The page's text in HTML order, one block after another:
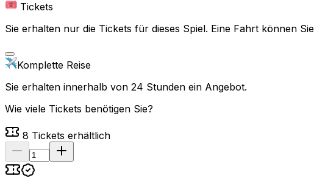
Tickets
Sie erhalten nur die Tickets für dieses Spiel. Eine Fahrt können
Komplette Reise
Sie erhalten innerhalb von 24 Stunden ein Angebot.
Wie viele Tickets benötigen Sie?
8 Tickets erhältlich